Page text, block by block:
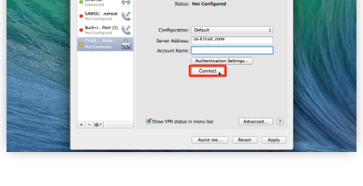
Trust....linois us-il.trust.zone